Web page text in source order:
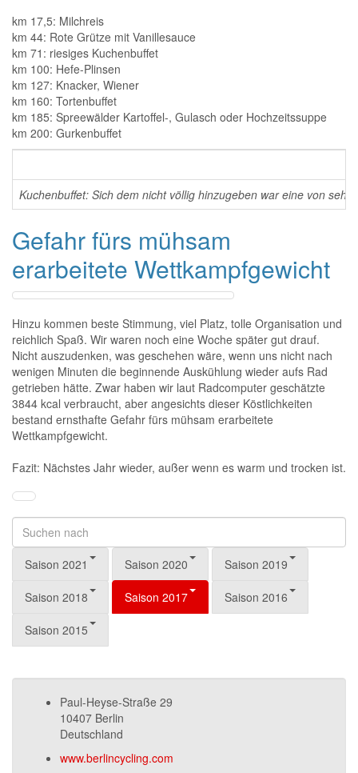
km 17,5: Milchreis
km 44: Rote Grütze mit Vanillesauce
km 71: riesiges Kuchenbuffet
km 100: Hefe-Plinsen
km 127: Knacker, Wiener
km 160: Tortenbuffet
km 185: Spreewälder Kartoffel-, Gulasch oder Hochzeitssuppe
km 200: Gurkenbuffet
Kuchenbuffet: Sich dem nicht völlig hinzugeben war eine von
Gefahr fürs mühsam
erarbeitete Wettkampfgewicht
Hinzu kommen beste Stimmung, viel Platz, tolle Organisation und
reichlich Spaß. Wir waren noch eine Woche später gut drauf.
Nicht auszudenken, was geschehen wäre, wenn uns nicht nach
wenigen Minuten die beginnende Auskühlung wieder aufs Rad
getrieben hätte. Zwar haben wir laut Radcomputer geschätzte
3844 kcal verbraucht, aber angesichts dieser Köstlichkeiten
bestand ernsthafte Gefahr fürs mühsam erarbeitete
Wettkampfgewicht.
Fazit: Nächstes Jahr wieder, außer wenn es warm und trocken ist.
Saison 2021 Saison 2020 Saison 2019
Saison 2018 Saison 2017 Saison 2016
Saison 2015
Paul-Heyse-Straße 29
10407 Berlin
Deutschland
www.berlincycling.com